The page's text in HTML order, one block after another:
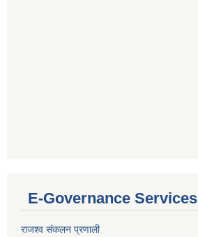
E-Governance Services
राजश्व संकलन प्रणाली